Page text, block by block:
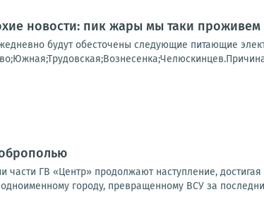
новости: пик жары мы таки проживем
будут обесточены следующие питающие
части ГВ «Центр» продолжают наступление,
городу, превращенному ВСУ за